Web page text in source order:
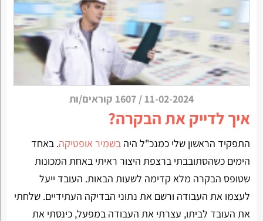
11-02-2024
/ 1607 קוראים/ות
איך לדייק את הבקרה?
התפקיד הראשון שלי כמנכ"ל היה בשמיר אופטיקה. באחד
הימים כשהסתובבתי ברצפת היצור ראיתי באחת המכונות
שטופס הבקרה מלא קדימה לשעות הבאות. העובד ייעל
לעצמו את העבודה ורשם את נתוני הבדיקה העתידיים. שלחתי
את העובד לביתו, עצרתי את העבודה במפעל, כינסתי את